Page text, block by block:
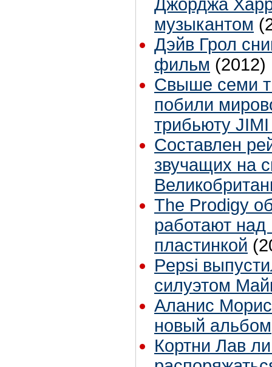
Джорджа
музыкантом
Дэйв Грол
фильм (2012)
Свыше семи
побили
трибьюту
Составлен
звучащих на
The Prodigy
работают над
пластинкой
Pepsi
силуэтом
Аланис
новый альбом
Кортни Лав